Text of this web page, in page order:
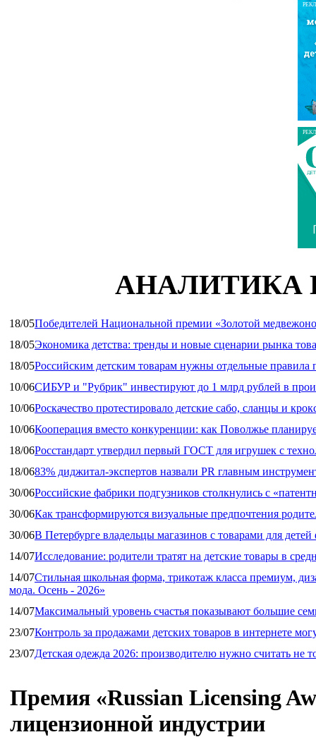
АНАЛИТИКА
18/05Победителей Национальной премии «Золотой
18/05Экономика детства: тренды и новые сценарии рынка
18/05Российским детским товарам нужны отдельные правила
10/06СИБУР и "Рубрик" инвестируют до 1 млрд рублей в
10/06Роскачество протестировало детские сабо, сланцы и
10/06Кооперация вместо конкуренции: как Поволжье
18/06Росстандарт утвердил первый ГОСТ для игрушек с
18/0683% диджитал‑экспертов назвали PR главным
30/06Российские фабрики подгузников столкнулись с
30/06Как трансформируются визуальные предпочтения
30/06В Петербурге владельцы магазинов с товарами для
14/07Исследование: родители тратят на детские товары в
14/07Стильная школьная форма, трикотаж класса премиум,
мода. Осень - 2026»
14/07Максимальный уровень счастья показывают большие
23/07Контроль за продажами детских товаров в интернете
23/07Детская одежда 2026: производителю нужно считать не
Премия «Russian Licensing
лицензионной индустрии